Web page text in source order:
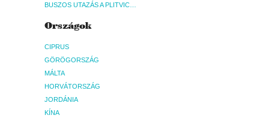
Országok
CIPRUS
GÖRÖGORSZÁG
MÁLTA
HORVÁTORSZÁG
JORDÁNIA
KÍNA